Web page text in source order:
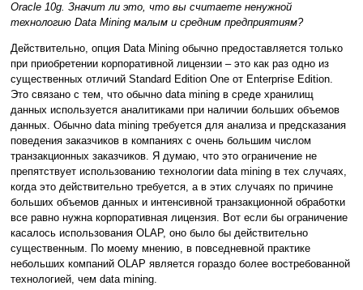
Oracle 10g. Значит ли это, что вы считаете ненужной
технологию Data Mining малым и средним предприятиям?
Действительно, опция Data Mining обычно предоставляется только
при приобретении корпоративной лицензии – это как раз одно из
существенных отличий Standard Edition One от Enterprise Edition.
Это связано с тем, что обычно data mining в среде хранилищ
данных используется аналитиками при наличии больших объемов
данных. Обычно data mining требуется для анализа и предсказания
поведения заказчиков в компаниях с очень большим числом
транзакционных заказчиков. Я думаю, что это ограничение не
препятствует использованию технологии data mining в тех случаях,
когда это действительно требуется, а в этих случаях по причине
больших объемов данных и интенсивной транзакционной обработки
все равно нужна корпоративная лицензия. Вот если бы ограничение
касалось использования OLAP, оно было бы действительно
существенным. По моему мнению, в повседневной практике
небольших компаний OLAP является гораздо более востребованной
технологией, чем data mining.